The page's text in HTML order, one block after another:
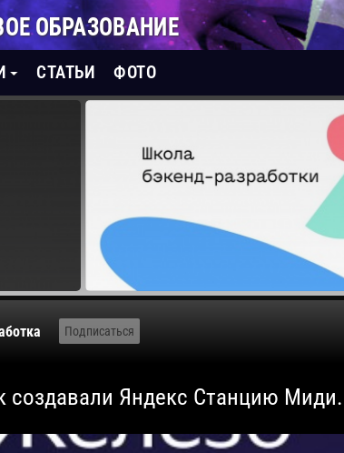
ОБРАЗОВАНИЕ
СТАТЬИ ФОТО
Подписаться
создавали Яндекс Станцию